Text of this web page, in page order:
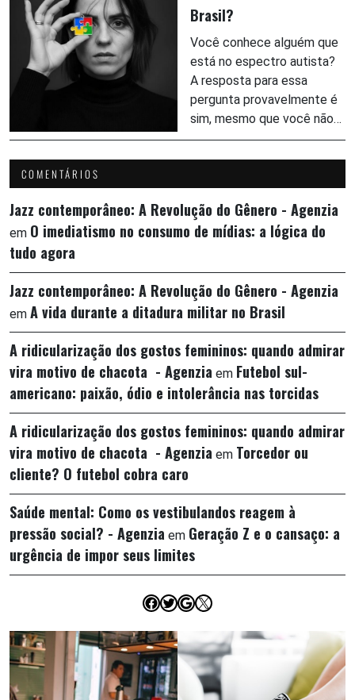
Brasil?
Você conhece alguém que
está no espectro autista?
A resposta para essa
pergunta provavelmente é
sim, mesmo que você não…
COMENTÁRIOS
Jazz contemporâneo: A Revolução do Gênero - Agenzia
em O imediatismo no consumo de mídias: a lógica do
tudo agora
Jazz contemporâneo: A Revolução do Gênero - Agenzia
em A vida durante a ditadura militar no Brasil
A ridicularização dos gostos femininos: quando admirar
vira motivo de chacota - Agenzia em Futebol sul-
americano: paixão, ódio e intolerância nas torcidas
A ridicularização dos gostos femininos: quando admirar
vira motivo de chacota - Agenzia em Torcedor ou
cliente? O futebol cobra caro
Saúde mental: Como os vestibulandos reagem à
pressão social? - Agenzia em Geração Z e o cansaço: a
urgência de impor seus limites
Facebook
Twitter
Google
X